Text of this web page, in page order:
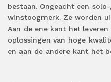
bestaan. Ongeacht een
winstoogmerk. Ze worden
Aan de ene kant het
oplossingen van hoge
en aan de andere kant het